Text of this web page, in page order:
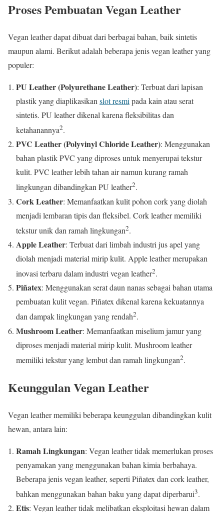
Proses Pembuatan Vegan Leather
Vegan leather dapat dibuat dari berbagai bahan, baik sintetis
maupun alami. Berikut adalah beberapa jenis vegan leather yang
populer:
PU Leather (Polyurethane Leather): Terbuat dari lapisan
plastik yang diaplikasikan slot resmi pada kain atau serat
sintetis. PU leather dikenal karena fleksibilitas dan
ketahanannya2.
PVC Leather (Polyvinyl Chloride Leather): Menggunakan
bahan plastik PVC yang diproses untuk menyerupai tekstur
kulit. PVC leather lebih tahan air namun kurang ramah
lingkungan dibandingkan PU leather2.
Cork Leather: Memanfaatkan kulit pohon cork yang diolah
menjadi lembaran tipis dan fleksibel. Cork leather memiliki
tekstur unik dan ramah lingkungan2.
Apple Leather: Terbuat dari limbah industri jus apel yang
diolah menjadi material mirip kulit. Apple leather merupakan
inovasi terbaru dalam industri vegan leather2.
Piñatex: Menggunakan serat daun nanas sebagai bahan utama
pembuatan kulit vegan. Piñatex dikenal karena kekuatannya
dan dampak lingkungan yang rendah2.
Mushroom Leather: Memanfaatkan miselium jamur yang
diproses menjadi material mirip kulit. Mushroom leather
memiliki tekstur yang lembut dan ramah lingkungan2.
Keunggulan Vegan Leather
Vegan leather memiliki beberapa keunggulan dibandingkan kulit
hewan, antara lain:
Ramah Lingkungan: Vegan leather tidak memerlukan proses
penyamakan yang menggunakan bahan kimia berbahaya.
Beberapa jenis vegan leather, seperti Piñatex dan cork leather,
bahkan menggunakan bahan baku yang dapat diperbarui3.
Etis: Vegan leather tidak melibatkan eksploitasi hewan dalam